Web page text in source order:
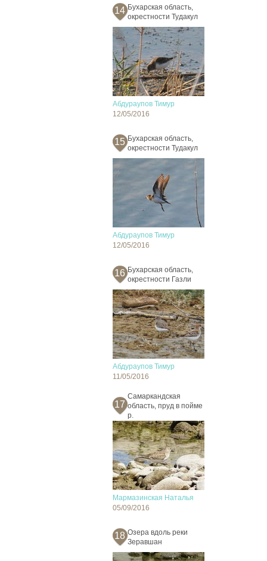
14 Бухарская область,
окрестности Тудакул
Абдураупов Тимур
12/05/2016
15 Бухарская область,
окрестности Тудакул
Абдураупов Тимур
12/05/2016
16 Бухарская область,
окрестности Газли
Абдураупов Тимур
11/05/2016
17
Cамаркандская
область, пруд в пойме
р.
Мармазинская Наталья
05/09/2016
18 Озера вдоль реки
Зеравшан